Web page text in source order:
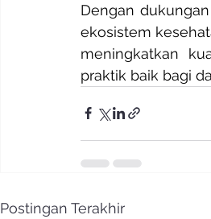
Dengan
ekosistem
meningkatkan
praktik baik bagi
Postingan Terakhir